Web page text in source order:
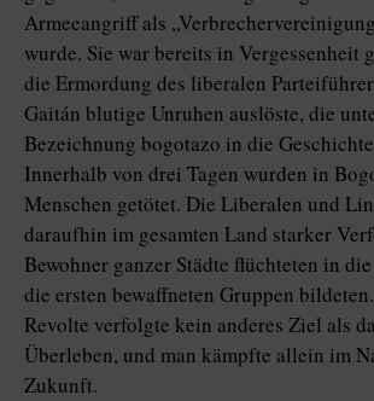
Armeeangriff als
wurde. Sie war bereits in Vergessenheit
die Ermordung des liberalen
Gaitán blutige Unruhen auslöste, die
Bezeichnung bogotazo in die
Innerhalb von drei Tagen wurden in
Menschen getötet. Die Liberalen und
daraufhin im gesamten Land starker
Bewohner ganzer Städte flüchteten in
die ersten bewaffneten Gruppen
Revolte verfolgte kein anderes Ziel als
Überleben, und man kämpfte allein im
Zukunft.